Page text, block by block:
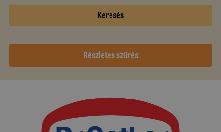
Keresés
Részletes szűrés